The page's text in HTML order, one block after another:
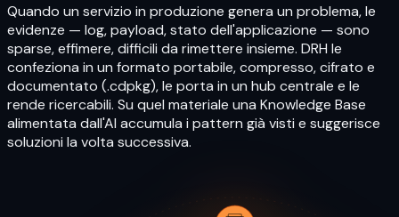
Quando un servizio in produzione genera un problema, le
evidenze — log, payload, stato dell'applicazione — sono
sparse, effimere, difficili da rimettere insieme. DRH le
confeziona in un formato portabile, compresso, cifrato e
documentato (.cdpkg), le porta in un hub centrale e le
rende ricercabili. Su quel materiale una Knowledge Base
alimentata dall'AI accumula i pattern già visti e suggerisce
soluzioni la volta successiva.